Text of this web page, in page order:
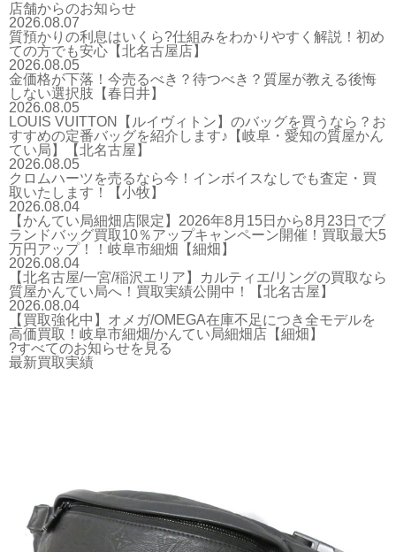
店舗からのお知らせ
2026.08.07
質預かりの利息はいくら?仕組みをわかりやすく解説！初め
ての方でも安心【北名古屋店】
2026.08.05
金価格が下落！今売るべき？待つべき？質屋が教える後悔
しない選択肢【春日井】
2026.08.05
LOUIS VUITTON【ルイヴィトン】のバッグを買うなら？お
すすめの定番バッグを紹介します♪【岐阜・愛知の質屋かん
てい局】【北名古屋】
2026.08.05
クロムハーツを売るなら今！インボイスなしでも査定・買
取いたします！【小牧】
2026.08.04
【かんてい局細畑店限定】2026年8月15日から8月23日でブ
ランドバッグ買取10％アップキャンペーン開催！買取最大5
万円アップ！！岐阜市細畑【細畑】
2026.08.04
【北名古屋/一宮/稲沢エリア】カルティエ/リングの買取なら
質屋かんてい局へ！買取実績公開中！【北名古屋】
2026.08.04
【買取強化中】オメガ/OMEGA在庫不足につき全モデルを
高価買取！岐阜市細畑/かんてい局細畑店【細畑】
?すべてのお知らせを見る
最新買取実績